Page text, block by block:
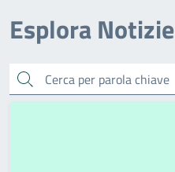
Esplora Notizie
Cerca una parola chiave